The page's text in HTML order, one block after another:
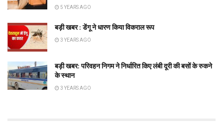
5 YEARS AGO
बड़ी खबर : डेंगू ने धारण किया विकराल रूप
3 YEARS AGO
बड़ी खबर: परिवहन निगम ने निर्धारित किए लंबी दूरी की बसों के रुकने
के स्थान
3 YEARS AGO